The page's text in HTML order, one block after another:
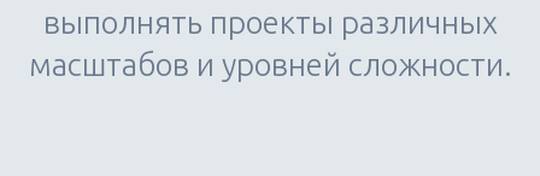
выполнять проекты различных
масштабов и уровней сложности.